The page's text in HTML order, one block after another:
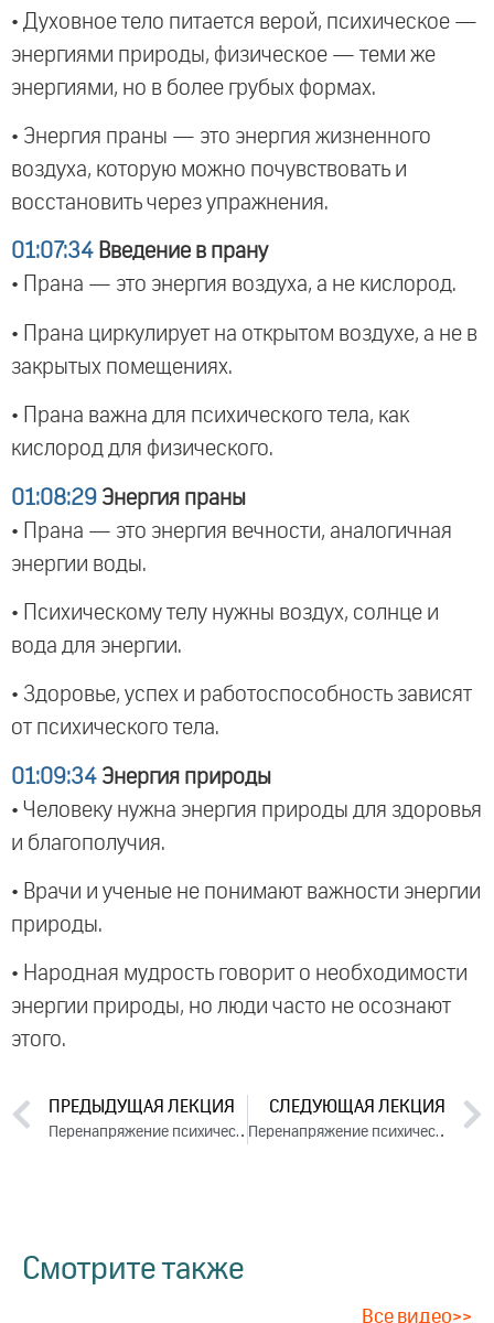
• Духовное тело питается верой, психическое —
энергиями природы, физическое — теми же
энергиями, но в более грубых формах.
• Энергия праны — это энергия жизненного
воздуха, которую можно почувствовать и
восстановить через упражнения.
01:07:34 Введение в прану
• Прана — это энергия воздуха, а не кислород.
• Прана циркулирует на открытом воздухе, а не в
закрытых помещениях.
• Прана важна для психического тела, как
кислород для физического.
01:08:29 Энергия праны
• Прана — это энергия вечности, аналогичная
энергии воды.
• Психическому телу нужны воздух, солнце и
вода для энергии.
• Здоровье, успех и работоспособность зависят
от психического тела.
01:09:34 Энергия природы
• Человеку нужна энергия природы для здоровья
и благополучия.
• Врачи и ученые не понимают важности энергии
природы.
• Народная мудрость говорит о необходимости
энергии природы, но люди часто не осознают
этого.
ПРЕДЫДУЩАЯ ЛЕКЦИЯ
Перенапряжение психическое, физическое, духовное. День 2. Часть 2 (2024)
СЛЕДУЮЩАЯ ЛЕКЦИЯ
Перенапряжение психическое, физическое, духовное. День 3. Часть 2 (2024)
Смотрите также
Все видео>>